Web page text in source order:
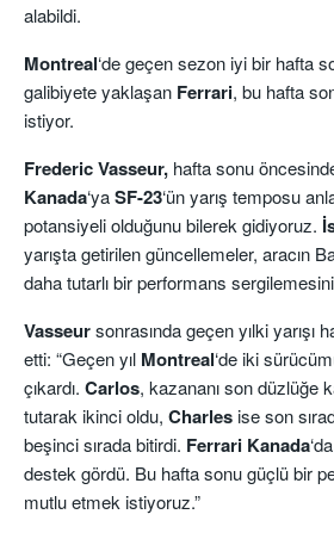
alabildi.
Montreal‘de geçen sezon iyi bir hafta
galibiyete yaklaşan Ferrari, bu hafta
istiyor.
Frederic Vasseur, hafta sonu
Kanada‘yaSF-23‘ün yarış temposu
potansiyeli olduğunu bilerek gidiyoruz.
yarışta getirilen güncellemeler, aracın
daha tutarlı bir performans sergilemesini
Vasseursonrasında geçen yılki yarışı
etti: “Geçen yıl Montreal‘de iki
çıkardı. Carlos, kazananı son düzlüğe
tutarak ikinci oldu, Charlesise son
beşinci sırada bitirdi. Ferrari Kanada
destek gördü. Bu hafta sonu güçlü bir
mutlu etmek istiyoruz.”